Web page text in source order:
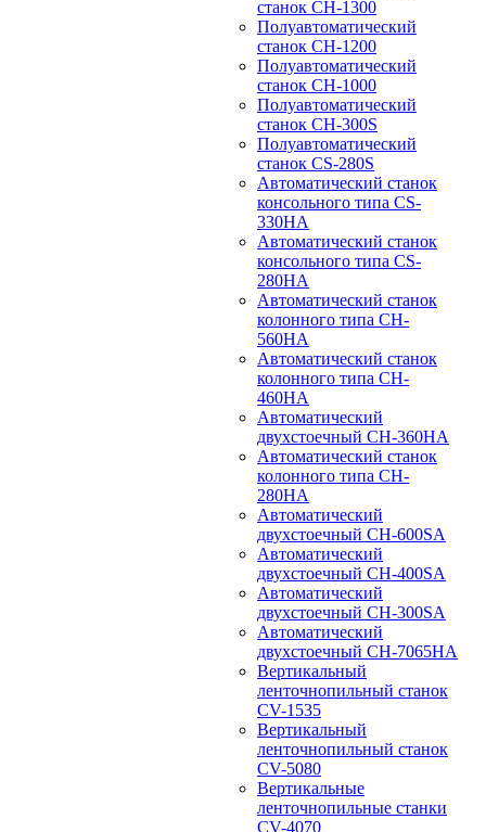
станок CH-1300
Полуавтоматический
станок CH-1200
Полуавтоматический
станок CH-1000
Полуавтоматический
станок CH-300S
Полуавтоматический
станок CS-280S
Автоматический станок
консольного типа CS-
330HA
Автоматический станок
консольного типа CS-
280HA
Автоматический станок
колонного типа CH-
560HA
Автоматический станок
колонного типа CH-
460HA
Автоматический
двухстоечный CH-360HA
Автоматический станок
колонного типа CH-
280HA
Автоматический
двухстоечный CH-600SA
Автоматический
двухстоечный CH-400SA
Автоматический
двухстоечный CH-300SA
Автоматический
двухстоечный CH-7065HA
Вертикальный
ленточнопильный станок
CV-1535
Вертикальный
ленточнопильный станок
CV-5080
Вертикальные
ленточнопильные станки
CV-4070